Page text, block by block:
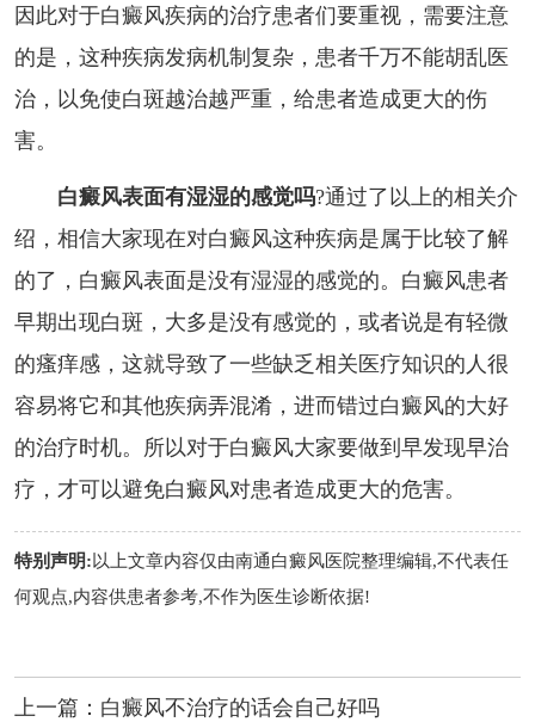
因此对于白癜风疾病的治疗患者们要重视，需要注意
的是，这种疾病发病机制复杂，患者千万不能胡乱医
治，以免使白斑越治越严重，给患者造成更大的伤
害。
白癜风表面有湿湿的感觉吗?通过了以上的相关介
绍，相信大家现在对白癜风这种疾病是属于比较了解
的了，白癜风表面是没有湿湿的感觉的。白癜风患者
早期出现白斑，大多是没有感觉的，或者说是有轻微
的瘙痒感，这就导致了一些缺乏相关医疗知识的人很
容易将它和其他疾病弄混淆，进而错过白癜风的大好
的治疗时机。所以对于白癜风大家要做到早发现早治
疗，才可以避免白癜风对患者造成更大的危害。
特别声明:以上文章内容仅由南通白癜风医院整理编辑,不代表任
何观点,内容供患者参考,不作为医生诊断依据!
上一篇： 白癜风不治疗的话会自己好吗